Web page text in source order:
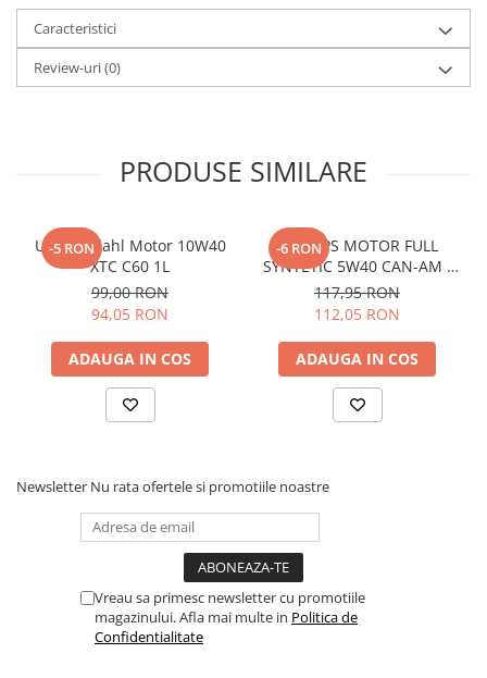
Ochelari
Manusi
Tricouri
Sosete
Armura
ECHIPAMENTE COPII
Manusi
Geanta
ACCESORII
Caracteristici
Review-uri(0)
PRODUSE SIMILARE
-5 RON
Ulei Bardahl Motor 10W40
XTC C60 1L
99,00 RON
94,05 RON
ADAUGA IN COS
-6 RON
ULEI XPS MOTOR FULL
SYNTETIC 5W40 CAN-AM /
BRP 946ML
117,95 RON
112,05 RON
ADAUGA IN COS
Newsletter Nu rata ofertele si promotiile noastre
Vreau sa primesc newsletter cu promotiile
magazinului. Afla mai multe in Politica de
Confidentialitate